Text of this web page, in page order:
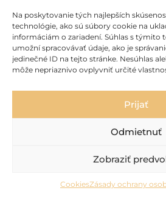
Na poskytovanie tých najlepších
technológie, ako sú súbory cookie na
informáciám o zariadení. Súhlas s týmito
umožní spracovávať údaje, ako je
jedinečné ID na tejto stránke. Nesúhlas
môže nepriaznivo ovplyvniť určité
Prijať
Odmietnuť
Zobraziť
CookiesZásady ochrany
O NÁS
AKTUALITY